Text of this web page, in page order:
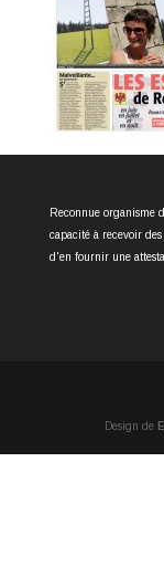
Reconnue organisme
capacité à recevoir
d'en fournir une
Design de